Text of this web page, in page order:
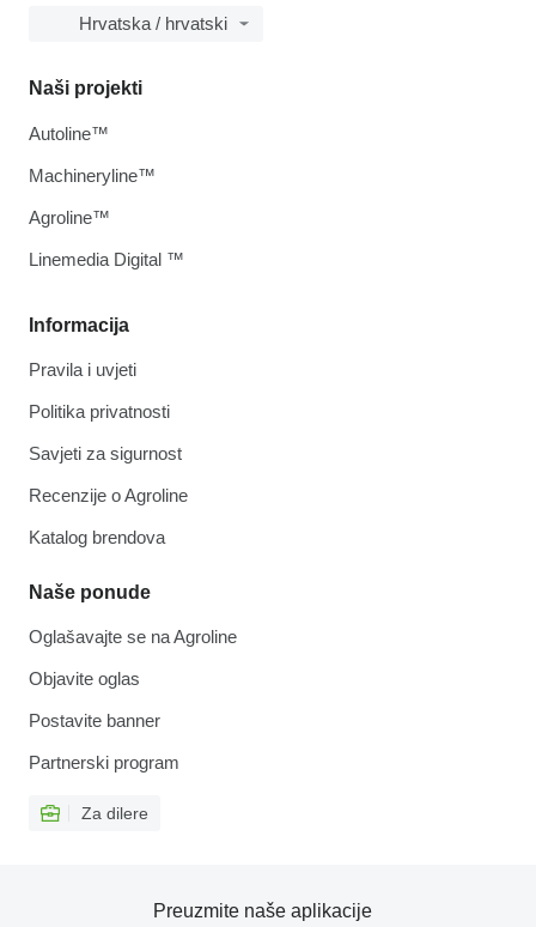
Hrvatska / hrvatski
Informacija
Pravila i uvjeti
Politika privatnosti
Savjeti za sigurnost
Recenzije o Agroline
Katalog brendova
Naše ponude
Oglašavajte se na Agroline
Objavite oglas
Postavite banner
Partnerski program
Za dilere
Naši projekti
Autoline™
Machineryline™
Agroline™
Linemedia Digital ™
Preuzmite naše aplikacije